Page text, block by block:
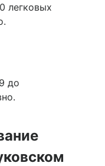
легковых
до